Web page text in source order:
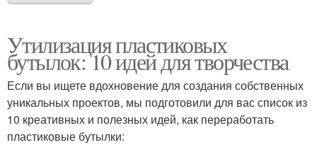
Утилизация пластиковых
бутылок: 10 идей для творчества
Если вы ищете вдохновение для создания собственных
уникальных проектов, мы подготовили для вас список из
10 креативных и полезных идей, как переработать
пластиковые бутылки: